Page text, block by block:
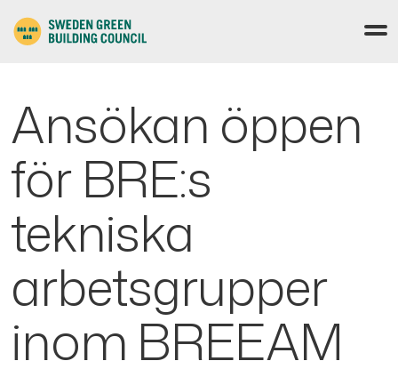
Ansökan öppen
för BRE:s
tekniska
arbetsgrupper
inom BREEAM